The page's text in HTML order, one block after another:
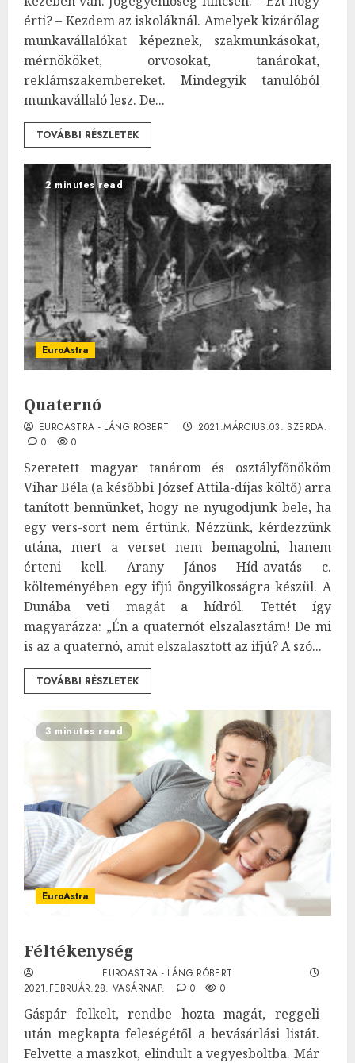
érti? – Kezdem az iskoláknál. Amelyek kizárólag
munkavállalókat képeznek, szakmunkásokat,
mérnököket, orvosokat, tanárokat,
reklámszakembereket. Mindegyik tanulóból
munkavállaló lesz. De...
TOVÁBBI RÉSZLETEK
2 minutes read
EuroAstra
Quaternó
EUROASTRA - LÁNG RÓBERT
2021.MÁRCIUS.03. SZERDA.
0
0
Szeretett magyar tanárom és osztályfőnököm
Vihar Béla (a későbbi József Attila-díjas költő) arra
tanított bennünket, hogy ne nyugodjunk bele, ha
egy vers-sort nem értünk. Nézzünk, kérdezzünk
utána, mert a verset nem bemagolni, hanem
érteni kell. Arany János Híd-avatás c.
költeményében egy ifjú öngyilkosságra készül. A
Dunába veti magát a hídról. Tettét így
magyarázza: „Én a quaternót elszalasztám! De mi
is az a quaternó, amit elszalasztott az ifjú? A szó...
TOVÁBBI RÉSZLETEK
3 minutes read
EuroAstra
Féltékenység
EUROASTRA - LÁNG RÓBERT
2021.FEBRUÁR.28. VASÁRNAP.
0 0
Gáspár felkelt, rendbe hozta magát, reggeli
után megkapta feleségétől a bevásárlási listát.
Felvette a maszkot, elindult a vegyesboltba. Már